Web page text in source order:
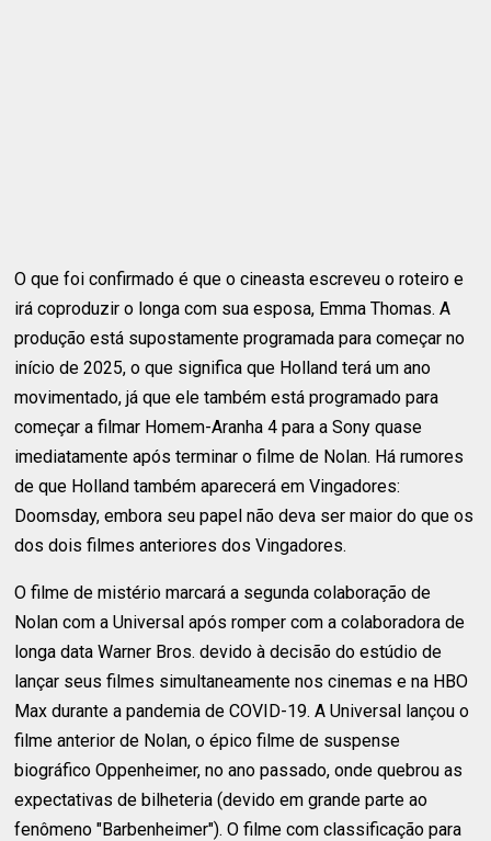
O que foi confirmado é que o cineasta escreveu o roteiro e
irá coproduzir o longa com sua esposa, Emma Thomas. A
produção está supostamente programada para começar no
início de 2025, o que significa que Holland terá um ano
movimentado, já que ele também está programado para
começar a filmar Homem-Aranha 4 para a Sony quase
imediatamente após terminar o filme de Nolan. Há rumores
de que Holland também aparecerá em Vingadores:
Doomsday, embora seu papel não deva ser maior do que os
dos dois filmes anteriores dos Vingadores.
O filme de mistério marcará a segunda colaboração de
Nolan com a Universal após romper com a colaboradora de
longa data Warner Bros. devido à decisão do estúdio de
lançar seus filmes simultaneamente nos cinemas e na HBO
Max durante a pandemia de COVID-19. A Universal lançou o
filme anterior de Nolan, o épico filme de suspense
biográfico Oppenheimer, no ano passado, onde quebrou as
expectativas de bilheteria (devido em grande parte ao
fenômeno "Barbenheimer"). O filme com classificação para